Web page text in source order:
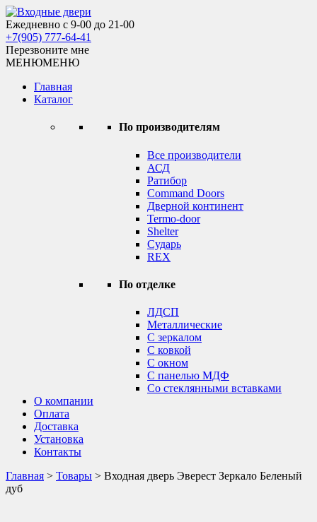
Skip
to
content
Входные двери
Ежедневно с 9-00 до 21-00
+7(905) 777-64-41
Перезвоните мне
МЕНЮМЕНЮ
Главная
Каталог
По производителям
Все производители
АСД
Ратибор
Command Doors
Дверной континент
Termo-door
Shelter
Сударь
REX
По отделке
ЛДСП
Металлические
С зеркалом
С ковкой
С окном
С панелью МДФ
Со стеклянными вставками
О компании
Оплата
Доставка
Установка
Контакты
Главная > Товары > Входная дверь Эверест Зеркало Беленый
дуб